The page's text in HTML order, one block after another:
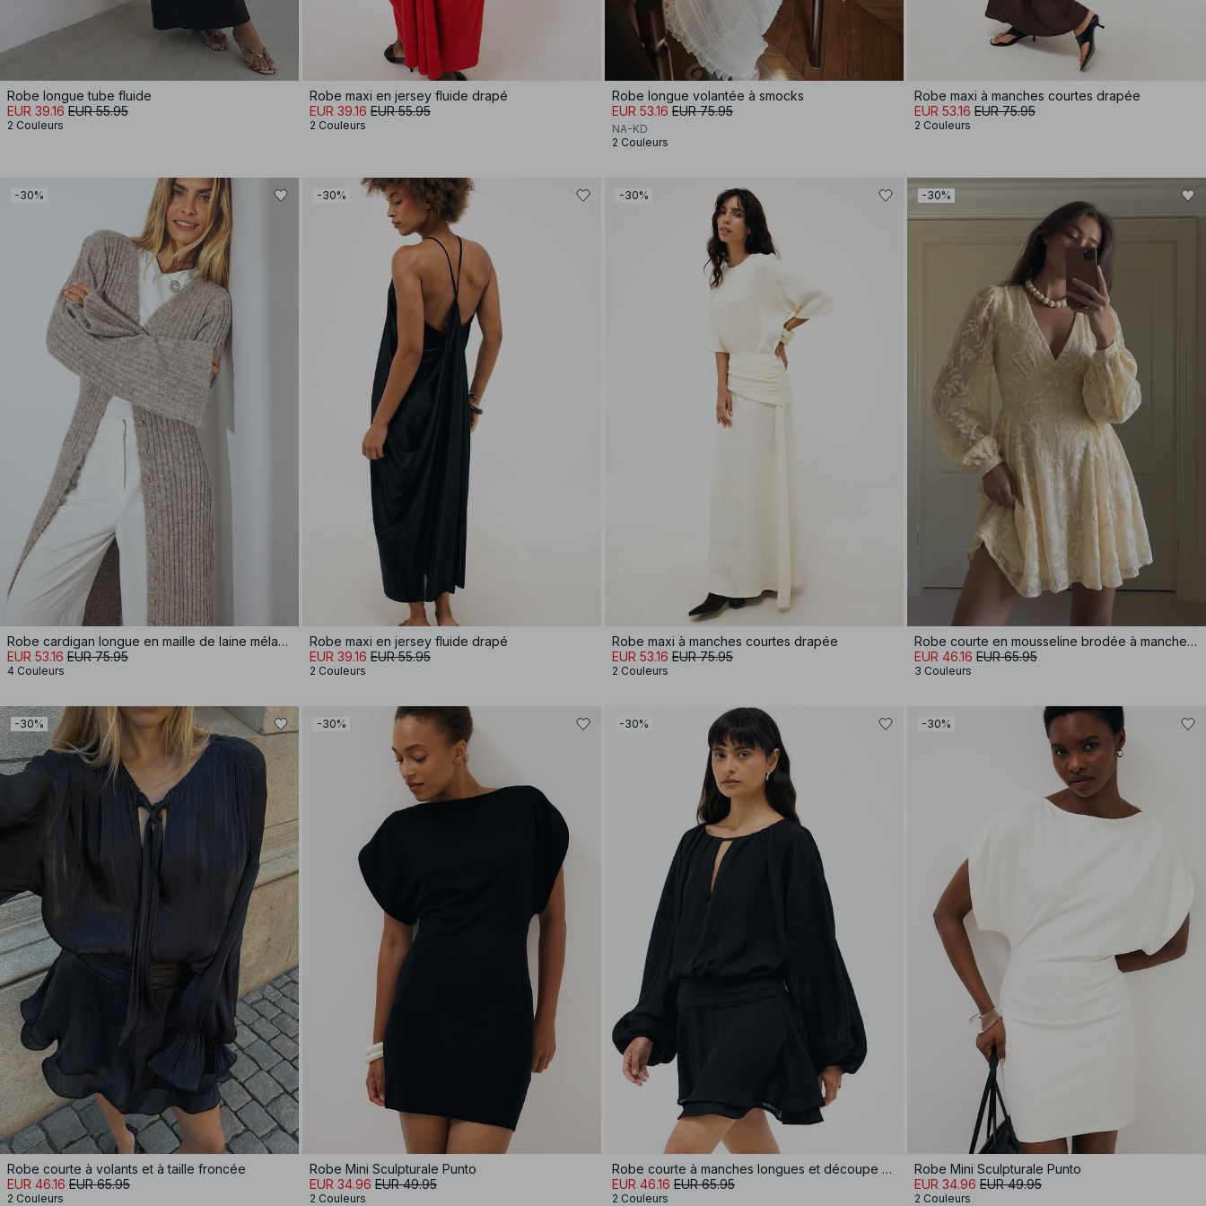
Robe longue tube fluide
EUR 39.16 EUR 55.95
2 Couleurs
Robe maxi en jersey fluide drapé
EUR 39.16 EUR 55.95
2 Couleurs
Robe longue volantée à smocks
EUR 53.16 EUR 75.95
NA-KD
2 Couleurs
Robe maxi à manches courtes drapée
EUR 53.16 EUR 75.95
2 Couleurs
-30%
Robe cardigan longue en maille de laine mélangée
EUR 53.16 EUR 75.95
4 Couleurs
-30%
Robe maxi en jersey fluide drapé
EUR 39.16 EUR 55.95
2 Couleurs
-30%
Robe maxi à manches courtes drapée
EUR 53.16 EUR 75.95
2 Couleurs
-30%
Robe courte en mousseline brodée à manches longues
EUR 46.16 EUR 65.95
3 Couleurs
-30%
Robe courte à volants et à taille froncée
EUR 46.16 EUR 65.95
2 Couleurs
-30%
Robe Mini Sculpturale Punto
EUR 34.96 EUR 49.95
2 Couleurs
-30%
Robe courte à manches longues et découpe goutte d'eau
EUR 46.16 EUR 65.95
2 Couleurs
-30%
Robe Mini Sculpturale Punto
EUR 34.96 EUR 49.95
2 Couleurs